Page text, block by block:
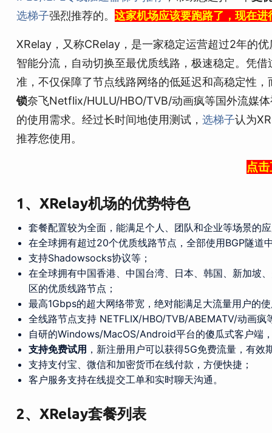
选梯子强烈推荐的。 这家机场应该要跑路了，现在
XRelay，又称CRelay，是一家稳定运营超过2年的
智能分流，自动切换至最优质线路，极速稳定。凭
准，不仅保障了节点线路网络的低延迟和高稳定性
锁奈飞Netflix/HULU/HBO/TVB/动画疯等国外流媒
的使用需求。经过长时间地使用测试， 选梯子认为
推荐您使用。
点
1、XRelay机场的优势特色
套餐配置较为全面，能满足个人、团队和企业等场景的
在全球拥有超过20个优质线路节点，全部使用BGP隧道
支持Shadowsocks协议等；
在全球拥有中国香港、中国台湾、日本、韩国、新加坡
区的优质线路节点；
最高1Gbps的超大网络带宽，绝对能满足大流量用户的
全线路节点支持 NETFLIX/HBO/TVB/ABEMATV/动画疯
自研的Windows/MacOS/Android平台的傻瓜式客户端
支持免费试用 ，新注册用户可以获得5G免费流量，有效
支持支付宝、微信和加密货币在线付款，方便快捷；
客户服务支持在线提交工单和实时聊天沟通。
2、XRelay套餐列表